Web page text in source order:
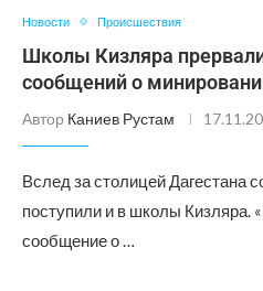
Новости Происшествия
Школы Кизляра
сообщений о
Автор Каниев Рустам
Вслед за столицей Дагестана
поступили и в школы Кизляра.
сообщение о …